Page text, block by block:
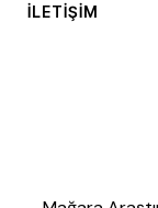
İLETIŞIM